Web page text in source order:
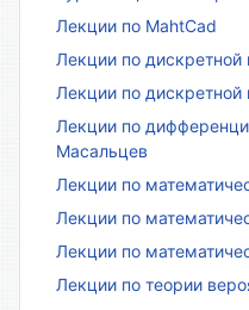
Лекции по MahtCad
Лекции по дискретной
Лекции по дискретной
Лекции по
Масальцев
Лекции по
Лекции по
Лекции по
Лекции по теории